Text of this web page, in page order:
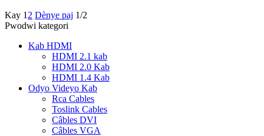
Kay 1 2 Dènye paj 1/2
Pwodwi kategori
Kab HDMI
HDMI 2.1 kab
HDMI 2.0 Kab
HDMI 1.4 Kab
Odyo Videyo Kab
Rca Cables
Toslink Cables
Câbles DVI
Câbles VGA